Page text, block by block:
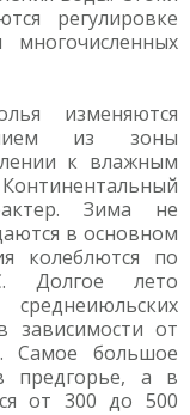
регулировке
изменяются
из зоны
к влажным
Зима не
в основном
колеблются по
Долгое лето
зависимости от
Самое большое
предгорье, а в
от 300 до 500